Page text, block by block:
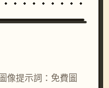
sunset, neon
像提示詞：免費圖